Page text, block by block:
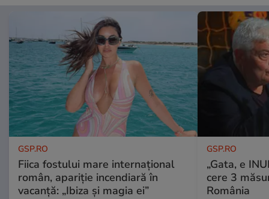
GSP.RO
Fiica fostului mare internațional
român, apariție incendiară în
vacanță: „Ibiza și magia ei”
GSP.RO
„Gata, e
cere 3
România